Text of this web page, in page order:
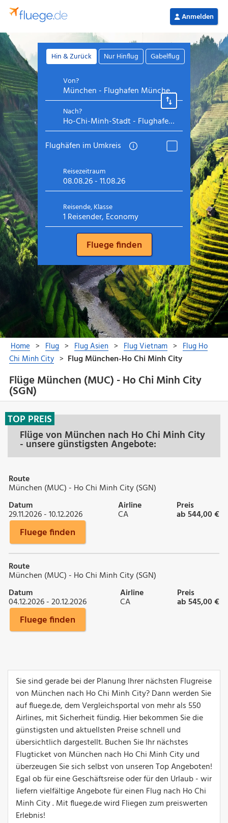
Flüge München (MUC) - Ho Chi Minh City
(SGN)
Flüge von München nach Ho Chi Minh City
- unsere günstigsten Angebote:
TOP PREIS
Route
München (MUC) - Ho Chi Minh City (SGN)
Datum
29.11.2026 - 10.12.2026
Airline
CA
Preis
ab 544,00 €
Fluege finden
Route
München (MUC) - Ho Chi Minh City (SGN)
Datum
04.12.2026 - 20.12.2026
Airline
CA
Preis
ab 545,00 €
Fluege finden
Sie sind gerade bei der Planung Ihrer nächsten Flugreise
von München nach Ho Chi Minh City? Dann werden Sie
auf fluege.de, dem Vergleichsportal von mehr als 550
Airlines, mit Sicherheit fündig. Hier bekommen Sie die
günstigsten und aktuellsten Preise schnell und
übersichtlich dargestellt. Buchen Sie Ihr nächstes
Flugticket von München nach Ho Chi Minh City und
überzeugen Sie sich selbst von unseren Top Angeboten!
Egal ob für eine Geschäftsreise oder für den Urlaub - wir
liefern vielfältige Angebote für einen Flug nach Ho Chi
Minh City . Mit fluege.de wird Fliegen zum preiswerten
Erlebnis!